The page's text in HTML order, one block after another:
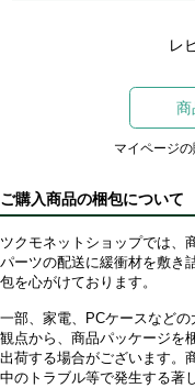
レ
商
マイページ
ご購入商品の梱包について
ツクモネットショップでは、
パーツの配送に緩衝材を敷き
包を心がけております。
一部、家電、PCケースなど
観点から、商品パッケージを
出荷する場合がございます。
中のトラブル等で発生する著